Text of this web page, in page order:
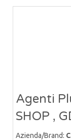
Agenti
SHOP ,
Azienda/Brand: